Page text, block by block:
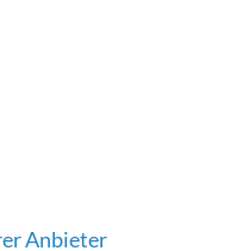
Anbieter